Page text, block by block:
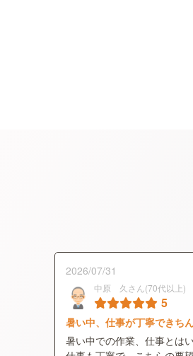
2026/07/31
中原 久さん(70代以上)
5
暑い中、仕事が丁寧できち
暑い中での作業、仕事とは